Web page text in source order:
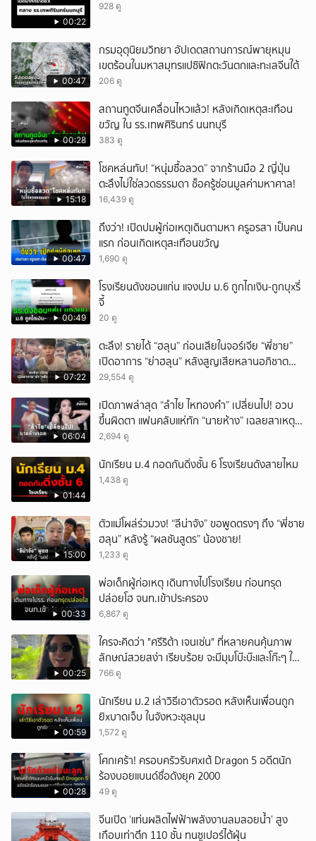
00:22
928 ดู
00:47
กรมอุตุนิยมวิทยา อัปเดตสถานการณ์พายุหมุน
เขตร้อนในมหาสมุทรแปซิฟิกตะวันตกและทะเลจีนใต้
206 ดู
00:28
สถานทูตจีนเคลื่อนไหวแล้ว! หลังเกิดเหตุสะเทือน
ขวัญ ใน รร.เทพศิรินทร์ นนทบุรี
383 ดู
15:18
โชคหล่นทับ! “หนุ่มซื้อลวด” จากร้านมือ 2 ญี่ปุ่น
ตะลึงไม่ใช่ลวดธรรมดา ช็อครู้ซ่อนมูลค่ามหาศาล!
16,439 ดู
00:47
ถึงว่า! เปิดปมผู้ก่อเหตุเดินตามหา ครูอรสา เป็นคน
แรก ก่อนเกิดเหตุสะเทือนขวัญ
1,690 ดู
00:49
โรงเรียนดังขอนแก่น แจงปม ม.6 ถูกไถเงิน-ถูกบุxรี่
จี้
20 ดู
07:22
ตะลึง! รายได้ “ฮลุน” ก่อนเสียในจอร์เจีย “พี่ชาย”
เปิดอาการ “ย่าฮลุน” หลังสูญเสียหลานอภิชาต
บุตร!
29,554 ดู
06:04
เปิดภาพล่าสุด “ลำไย ไหทองคำ” เปลี่ยนไป! อวบ
ขึ้นผิดตา แฟนคลับแห่ทัก “นายห้าง” เฉลยสาเหตุ
ชัด!
2,694 ดู
01:44
นักเรียน ม.4 กอดกันดิ่งชั้น 6 โรงเรียนดังสายไหม
1,438 ดู
15:00
ตัวแม่โผล่ร่วมวง! “ลีน่าจัง” ขอพูดตรงๆ ถึง “พี่ชาย
ฮลุน” หลังรู้ “ผลชันสูตร” น้องชาย!
1,233 ดู
00:33
พ่อเด็กผู้ก่อเหตุ เดินทางไปโรงเรียน ก่อนทรุด
ปล่อยโฮ จนท.เข้าประครอง
6,867 ดู
00:25
ใครจะคิดว่า "ศรีริต้า เจนเซ่น" ที่หลายคนคุ้นภาพ
ลักษณ์สวยสง่า เรียบร้อย จะมีมุมโบ๊ะบ๊ะและโก๊ะๆ ให้
ได้อมยิ้มเหมือนกัน งานนี้ทำเอาแฟนๆ ทั้งเอ็นดูทั้ง
766 ดู
00:59
นักเรียน ม.2 เล่าวิธีเอาตัวรอด หลังเห็นเพื่อนถูก
ยิxบาดเจ็บ ในจังหวะชุลมุน
1,572 ดู
00:28
โศกเศร้า! ครอบครัวรับศxเต้ Dragon 5 อดีตนัก
ร้องบอยแบนด์ชื่อดังยุค 2000
49 ดู
จีนเปิด ‘แท่นผลิตไฟฟ้าพลังงานลมลอยน้ำ’ สูง
เกือบเท่าตึก 110 ชั้น ทนซูเปอร์ไต้ฝุ่น